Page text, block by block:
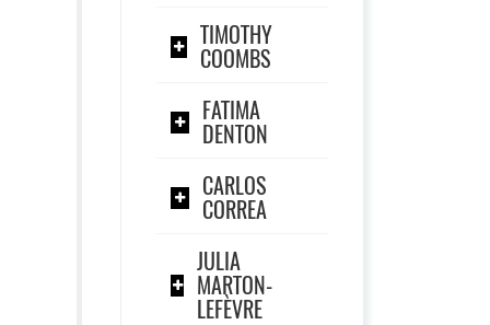
TIMOTHY
COOMBS
FATIMA
DENTON
CARLOS
CORREA
JULIA
MARTON-
LEFÈVRE